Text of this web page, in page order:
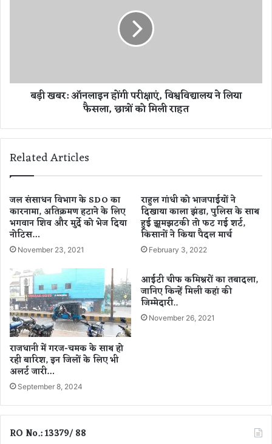
वा
र
जै
क
ली
न
ने
गों
से
की
गो
प
नी
य
ता
र
ख
की
पी
ला
री
,
वि
श्व
वि
द्या
य
ने
लि
या
फै
स
ला
,
छा
त्रों
मि
बड़ी खबर: ऑनलाइन होंगी परीक्षाएं, विश्वविद्यालय ने लिया
फैसला, छात्रों को मिली राहत
Related Articles
जल संसाधन विभाग के SDO का
कारनामा, अतिक्रमण हटाने के लिए
भगवान शिव और मुर्दे को भेज दिया
नोटिस…
November 23, 2021
राहुल गांधी को भाजपाईयों ने
दिखाया काला झंडा, पुलिस के साथ
हुई झूमझटकी तो फट गई शर्ट,
किसानों ने किया पैदल मार्च
February 3, 2022
राजधानी में गरज-चमक के साथ हो
रही बारिश, इन जिलों के लिए भी
अलर्ट जारी…
September 8, 2024
आईटी चीफ कमिश्नरों का तबादला,
जानिए किन्हें मिली कहां की
जिम्मेदारी..
November 26, 2021
RO No.: 13379/ 88